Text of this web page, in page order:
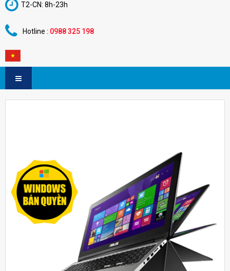
T2-CN: 8h-23h
Hotline : 0988 325 198